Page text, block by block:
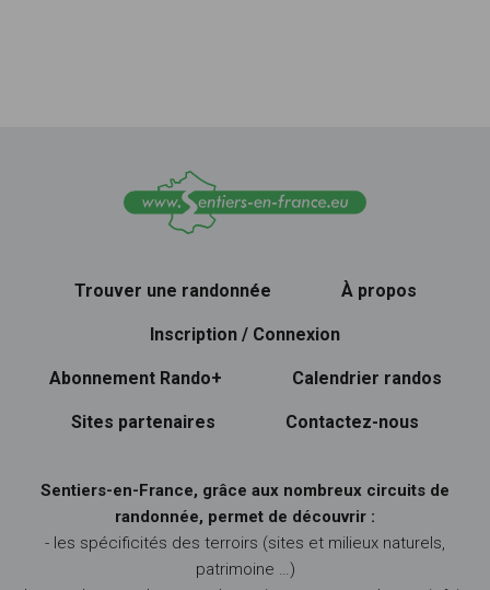
Trouver une randonnée À propos
Inscription / Connexion
Abonnement Rando+ Calendrier randos
Sites partenaires Contactez-nous
Sentiers-en-France, grâce aux nombreux circuits de
randonnée, permet de découvrir :
- les spécificités des terroirs (sites et milieux naturels,
patrimoine …)